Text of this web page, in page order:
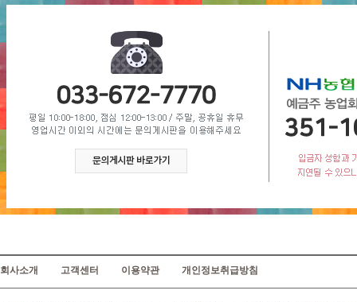
회사소개 고객센터 이용약관 개인정보취급방침